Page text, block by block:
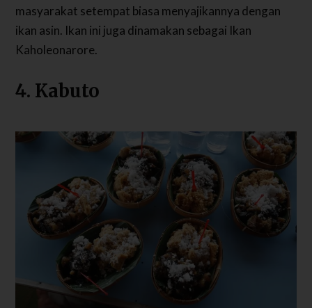
masyarakat setempat biasa menyajikannya dengan
ikan asin. Ikan ini juga dinamakan sebagai Ikan
Kaholeonarore.
4. Kabuto